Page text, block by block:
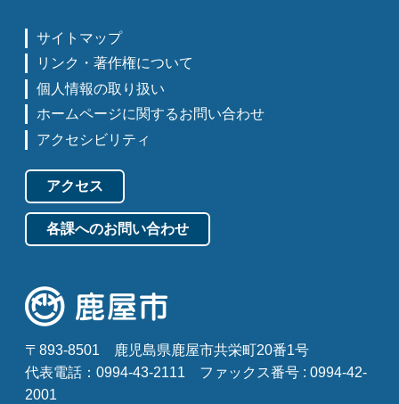
サイトマップ
リンク・著作権について
個人情報の取り扱い
ホームページに関するお問い合わせ
アクセシビリティ
アクセス
各課へのお問い合わせ
〒893-8501
鹿児島県鹿屋市共栄町20番1号
代表電話：0994-43-2111
ファックス番号 : 0994-42-
2001